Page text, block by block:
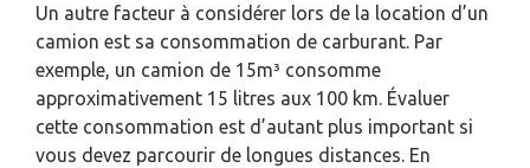
Un autre facteur à considérer lors de la location d’un
camion est sa consommation de carburant. Par
exemple, un camion de 15m³ consomme
approximativement 15 litres aux 100 km. Évaluer
cette consommation est d’autant plus important si
vous devez parcourir de longues distances. En